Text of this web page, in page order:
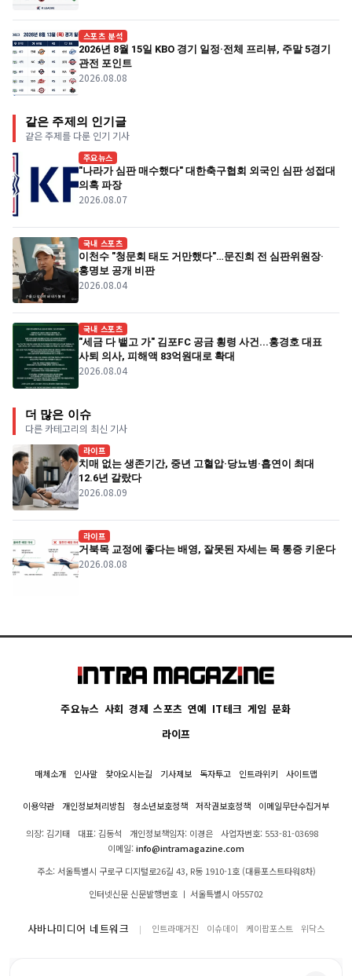
스포츠 분석
2026년 8월 15일 KBO 경기 일정·전체 프리뷰, 주말 5경기
관전 포인트
2026.08.08
같은 주제의 인기글
같은 주제를 다룬 인기 기사
주요뉴스
"나라가 심판 매수했다" 대한축구협회 외국인 심판 성접대
의혹 파장
2026.08.07
국내 스포츠
이천수 "청문회 태도 거만했다"…문진희 전 심판위원장·
홍명보 공개 비판
2026.08.04
국내 스포츠
"세금 다 뱉고 가" 김포FC 공금 횡령 사건...홍경호 대표
사퇴 의사, 피해액 83억원대로 확대
2026.08.04
더 많은 이슈
다른 카테고리의 최신 기사
라이프
치매 없는 생존기간, 중년 고혈압·당뇨병·흡연이 최대
12.6년 갈랐다
2026.08.09
라이프
거북목 교정에 좋다는 배영, 잘못된 자세는 목 통증 키운다
2026.08.08
주요뉴스 사회 경제 스포츠 연예 IT테크 게임 문화
라이프
매체소개 인사말 찾아오시는길 기사제보 독자투고 인트라위키 사이트맵
이용약관 개인정보처리방침 청소년보호정책 저작권보호정책 이메일무단수집거부
의장: 김기태 대표: 김동석 개인정보책임자: 이경은
사업자번호: 553-81-03698
이메일:info@intramagazine.com
주소: 서울특별시 구로구 디지털로26길 43, R동 1910-1호 (대륭포스트타워8차)
인터넷신문 신문발행번호 ㅣ 서울특별시 아55702
사바나미디어 네트워크 인트라매거진 이슈데이 케이팝포스트 위닥스